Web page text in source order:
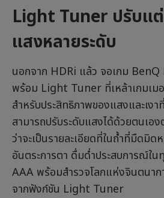
Light Tuner ปรับแ
แสงหลายระดับ
นอกจาก HDRi แล้ว จอเกม
พร้อม Light Tuner ที่เหล้าเกมเมอ
สำหรับประสิทธิภาพของแสงและเง
สามารถปรับระดับแสงได้ด้วยตนเอ
ว่าจะเป็นรายละเอียดที่ในถ้ำที่มืดมิ
อันตระการตา ดื่มด่ำประสบการณ์ใน
AAA พร้อมสำรวจโลกแห่งจินตนา
จากฟังก์ชัน Light Tuner